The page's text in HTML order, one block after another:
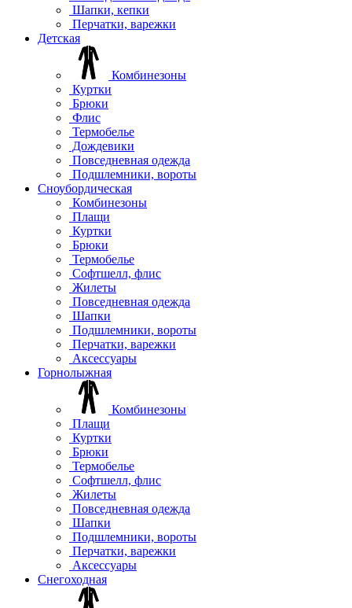
Шапки, кепки
Перчатки, варежки
Детская
Комбинезоны
Куртки
Брюки
Флис
Термобелье
Дождевики
Повседневная одежда
Подшлемники, вороты
Сноубордическая
Комбинезоны
Плащи
Куртки
Брюки
Термобелье
Софтшелл, флис
Жилеты
Повседневная одежда
Шапки
Подшлемники, вороты
Перчатки, варежки
Аксессуары
Горнолыжная
Комбинезоны
Плащи
Куртки
Брюки
Термобелье
Софтшелл, флис
Жилеты
Повседневная одежда
Шапки
Подшлемники, вороты
Перчатки, варежки
Аксессуары
Снегоходная